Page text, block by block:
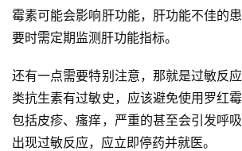
霉素可能会影响肝功能，肝功能不佳的
要时需定期监测肝功能指标。
还有一点需要特别注意，那就是过敏反
类抗生素有过敏史，应该避免使用罗红
包括皮疹、瘙痒，严重的甚至会引发呼
出现过敏反应，应立即停药并就医。